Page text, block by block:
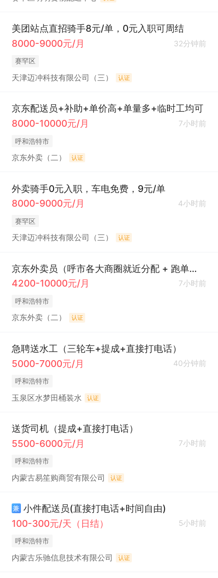
美团站点直招骑手8元/单，0元入职可周结
8000-9000元/月
32分钟前
赛罕区
天津迈冲科技有限公司（三） 认证
京东配送员+补助+单价高+单量多+临时工均可
8000-10000元/月
7小时前
呼和浩特市
京东外卖（二） 认证
外卖骑手0元入职，车电免费，9元/单
8000-9000元/月
4小时前
赛罕区
天津迈冲科技有限公司（三） 认证
京东外卖员（呼市各大商圈就近分配 + 跑单时间没要求 +养老保险 +单量多 ）
4200-10000元/月
7小时前
呼和浩特市
京东外卖（二） 认证
急聘送水工（三轮车+提成+直接打电话）
5000-7000元/月
40分钟前
呼和浩特市
玉泉区水梦田桶装水 认证
送货司机（提成+直接打电话）
5500-6000元/月
7小时前
呼和浩特市
内蒙古易笙购商贸有限公司 认证
兼 小件配送员(直接打电话+时间自由)
100-300元/天（日结）
5小时前
呼和浩特市
内蒙古乐驰信息技术有限公司 认证